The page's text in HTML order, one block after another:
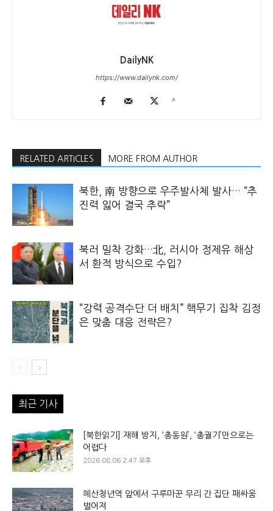
DailyNK
https://www.dailynk.com/
RELATED ARTICLES MORE FROM AUTHOR
북한, 南 방향으로 우주발사체 발사… “추
진력 잃어 결국 추락”
북러 밀착 강화…北, 러시아 정제유 해상
서 환적 방식으로 수입?
“강력 공격수단 더 배치” 핵무기 집착 김정
은 맞춤 대응 전략은?
최근 기사
[북한읽기] 재해 방지, ‘총동원’, ‘총궐기’만으로는
어렵다
2026.08.06 2:47 오후
혜산청년역 앞에서 구루마꾼 무리 간 집단 패싸움
벌어져